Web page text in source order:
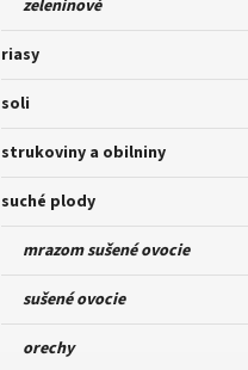
zeleninové
riasy
soli
strukoviny a obilniny
suché plody
mrazom sušené ovocie
sušené ovocie
orechy